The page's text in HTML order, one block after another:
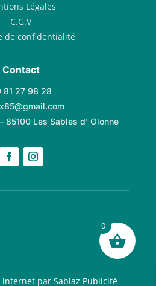
Légales
C.G.V
de confidentialité
Contact
81 27 98 28
85100 Les Sables d’ Olonne
par Sabiaz Publicité
0